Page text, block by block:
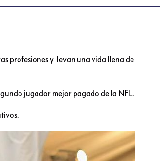
profesiones y llevan una vida llena de
jugador mejor pagado de la NFL.